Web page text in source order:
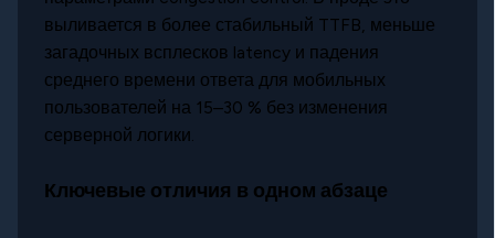
выливается в более стабильный TTFB, меньше
загадочных всплесков latency и падения
среднего времени ответа для мобильных
пользователей на 15–30 % без изменения
серверной логики.
Ключевые отличия в одном абзаце